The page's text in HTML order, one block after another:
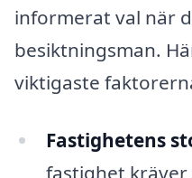
informerat val när
besiktningsman.
viktigaste
Fastighetens
fastighet